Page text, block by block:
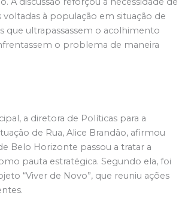
voltadas à população em situação de
que ultrapassassem o acolhimento
o problema de maneira
a diretora de Políticas para a
de Rua, Alice Brandão, afirmou
Belo Horizonte passou a tratar a
pauta estratégica. Segundo ela, foi
“Viver de Novo”, que reuniu ações